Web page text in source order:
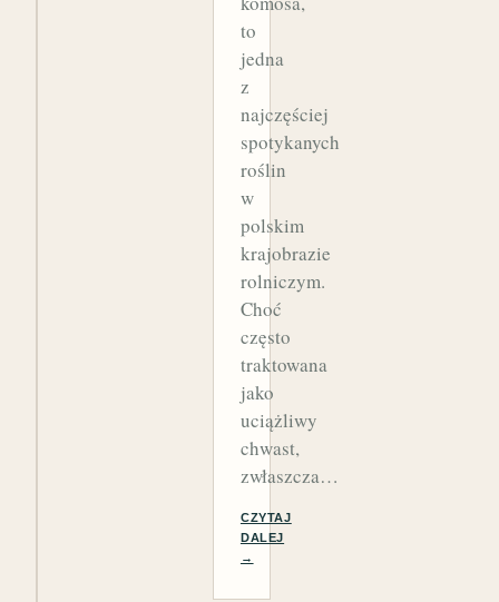
to
jedna
z
najczęściej
spotykanych
roślin
w
polskim
krajobrazie
rolniczym.
Choć
często
traktowana
jako
uciążliwy
chwast,
zwłaszcza…
CZYTAJ
DALEJ
→